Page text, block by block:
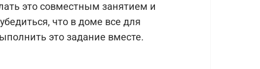
это совместным занятием и
что в доме все для
это задание вместе.